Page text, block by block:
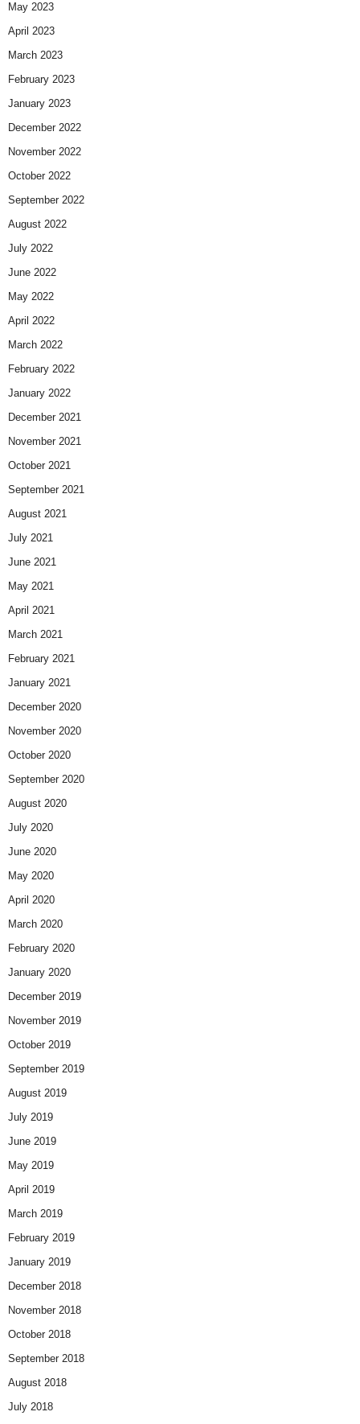
May 2023
April 2023
March 2023
February 2023
January 2023
December 2022
November 2022
October 2022
September 2022
August 2022
July 2022
June 2022
May 2022
April 2022
March 2022
February 2022
January 2022
December 2021
November 2021
October 2021
September 2021
August 2021
July 2021
June 2021
May 2021
April 2021
March 2021
February 2021
January 2021
December 2020
November 2020
October 2020
September 2020
August 2020
July 2020
June 2020
May 2020
April 2020
March 2020
February 2020
January 2020
December 2019
November 2019
October 2019
September 2019
August 2019
July 2019
June 2019
May 2019
April 2019
March 2019
February 2019
January 2019
December 2018
November 2018
October 2018
September 2018
August 2018
July 2018